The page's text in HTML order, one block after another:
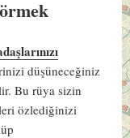
düşüneceğiniz
Bu rüya sizin
özlediğinizi